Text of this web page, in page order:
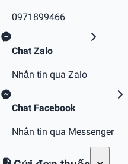
0971899466
Chat Zalo
Nhắn tin qua Zalo
Chat Facebook
Nhắn tin qua Messenger